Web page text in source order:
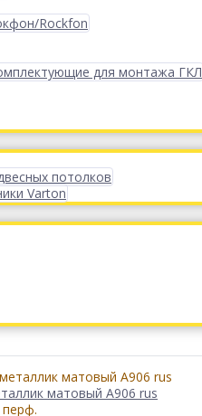
Rockfon
для монтажа ГКЛ
потолков
Varton
матовый А906 rus